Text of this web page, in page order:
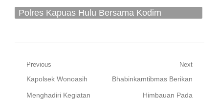
Polres Kapuas Hulu Bersama Kodim
Navigasi
pos
Previous
Previous
post:
Kapolsek Wonoasih
Menghadiri Kegiatan
Next
Next
Bhabinkamtibmas Berikan
Himbauan Pada